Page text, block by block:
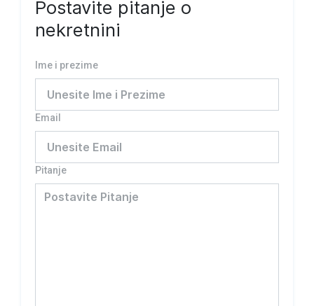
Postavite pitanje o
nekretnini
Ime i prezime
Email
Pitanje